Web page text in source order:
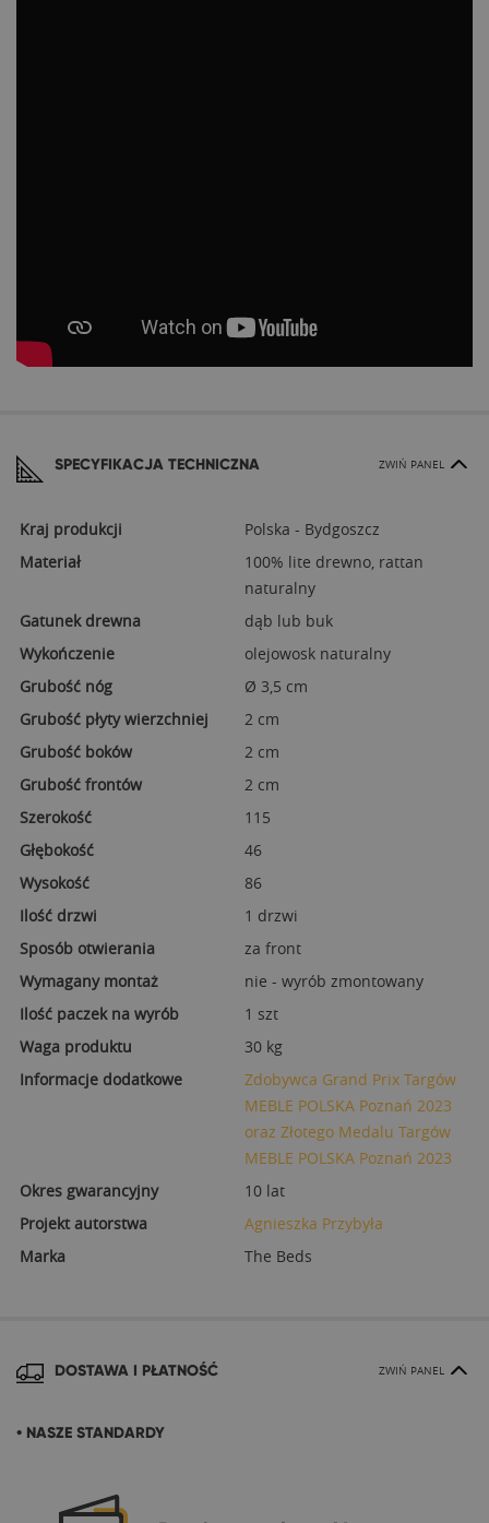
SPECYFIKACJA TECHNICZNA ZWIŃ PANEL
Kraj produkcji
Polska - Bydgoszcz
Materiał
100% lite drewno, rattan
naturalny
Gatunek drewna
dąb lub buk
Wykończenie
olejowosk naturalny
Grubość nóg
Ø 3,5 cm
Grubość płyty wierzchniej
2 cm
Grubość boków
2 cm
Grubość frontów
2 cm
Szerokość
115
Głębokość
46
Wysokość
86
Ilość drzwi
1 drzwi
Sposób otwierania
za front
Wymagany montaż
nie - wyrób zmontowany
Ilość paczek na wyrób
1 szt
Waga produktu
30 kg
Informacje dodatkowe
Zdobywca Grand Prix Targów
MEBLE POLSKA Poznań 2023
oraz Złotego Medalu Targów
MEBLE POLSKA Poznań 2023
Okres gwarancyjny
10 lat
Projekt autorstwa
Agnieszka Przybyła
Marka
The Beds
DOSTAWA I PŁATNOŚĆ ZWIŃ PANEL
• NASZE STANDARDY